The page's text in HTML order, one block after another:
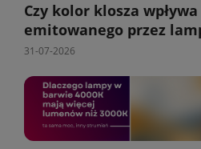
Czy kolor klosza
emitowanego przez
31-07-2026